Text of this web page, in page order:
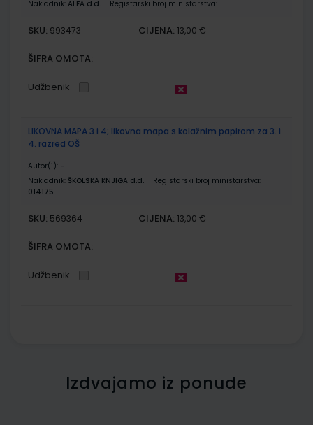
Nakladnik: ALFA d.d. Registarski broj ministarstva:
SKU: 993473 CIJENA: 13,00 €
ŠIFRA OMOTA:
Udžbenik
LIKOVNA MAPA 3 i 4; likovna mapa s kolažnim papirom za 3. i
4. razred OŠ
Autor(i): -
Nakladnik: ŠKOLSKA KNJIGA d.d.
Registarski broj ministarstva:
014175
SKU: 569364 CIJENA: 13,00 €
ŠIFRA OMOTA:
Udžbenik
Izdvajamo iz ponude